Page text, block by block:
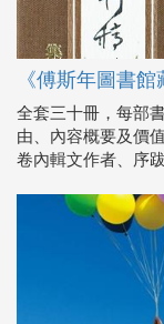
《傅斯年圖書
全套三十冊，每部
由、內容概要及價
卷內輯文作者、序